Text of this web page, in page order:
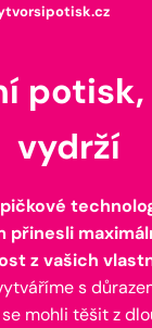
vydrží
přinesli
z vašich
s
mohli těšit z